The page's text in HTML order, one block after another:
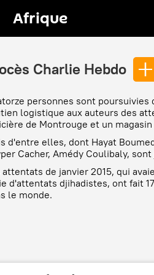
Afrique
Charlie Hebdo
personnes sont
logistique aux auteurs des
de Montrouge et un magasin
d'entre elles, dont Hayat
Cacher, Amédy Coulibaly,
attentats de janvier 2015, qui
d'attentats djihadistes, ont fait
le monde.